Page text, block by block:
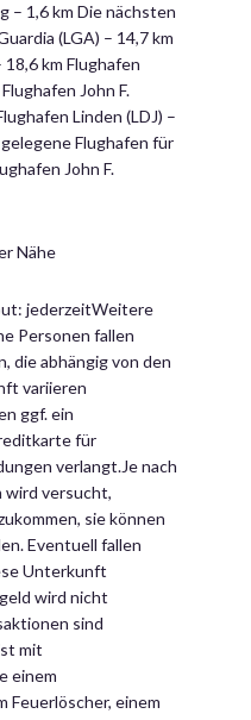
– 1,6 km Die nächsten
(LGA) – 14,7 km
km Flughafen
John F.
Linden (LDJ) –
Flughafen für
John F.
Nähe
jederzeitWeitere
Personen fallen
die abhängig von den
variieren
ggf. ein
für
verlangt.Je nach
wird versucht,
sie können
Eventuell fallen
Unterkunft
wird nicht
sind
mit
einem
Feuerlöscher, einem